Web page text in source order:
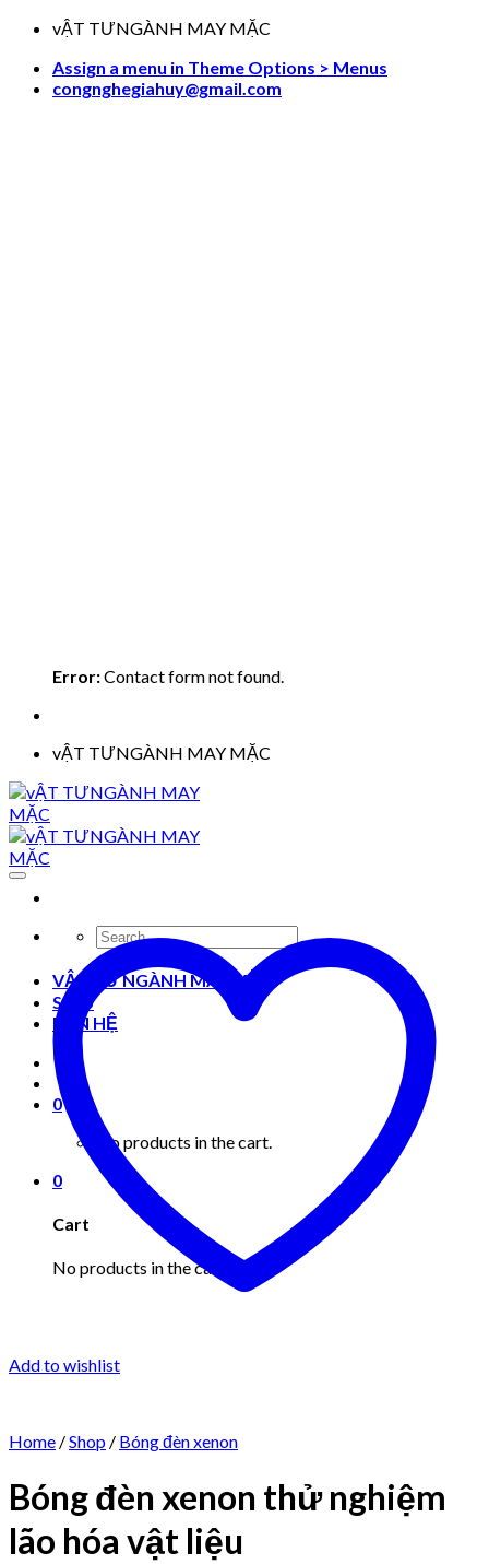
Skip
content
vẬT TƯNGÀNH MAY MẶC
Assign a menu in Theme Options > Menus
congnghegiahuy@gmail.com
Error:Contact form not found.
vẬT TƯNGÀNH MAY MẶC
Search
for:
VẬT TƯ NGÀNH MAY MẶC
Shop
LIÊN HỆ
0
No products in the cart.
0
Cart
No products in the cart.
Add to wishlist
Home /Shop / Bóng đèn xenon
Bóng đèn xenon thử nghiệm
lão hóa vật liệu